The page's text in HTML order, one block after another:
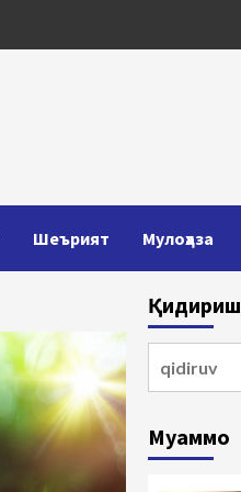
Шеърият Мулоҳаза
Қидириш
Муаммо